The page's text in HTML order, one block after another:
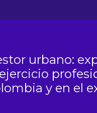
urbano:
y en el